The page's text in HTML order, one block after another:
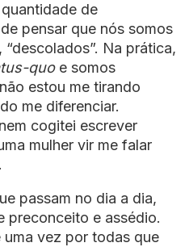
de
pensar que nós somos
Na prática,
quoe somos
estou me tirando
me diferenciar.
cogitei escrever
mulher vir me falar
passam no dia a dia,
preconceito e assédio.
uma vez por todas que